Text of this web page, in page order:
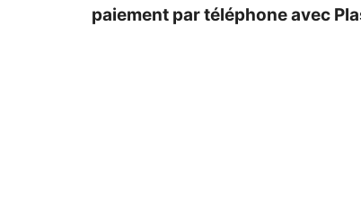
paiement par téléphone avec